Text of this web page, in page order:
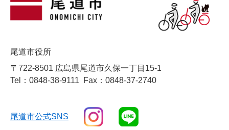
尾道市役所
〒722-8501 広島県尾道市久保一丁目15-1
Tel：0848-38-9111
Fax：0848-37-2740
尾道市公式SNS